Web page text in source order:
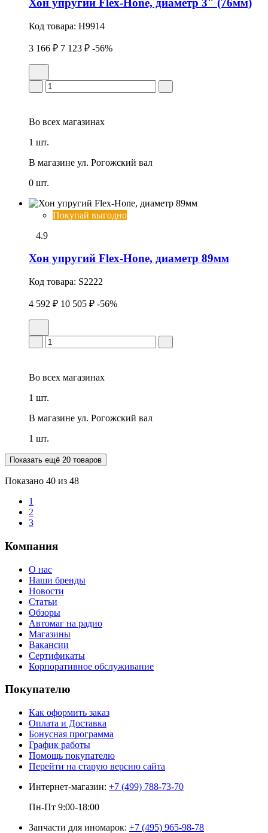
Хон упpугий Flex-Hone, диаметр 3" (76мм)
Код товара: H9914
3 166 ₽ 7 123 ₽ -56%
Во всех магазинах
1 шт.
В магазине ул. Рогожский вал
0 шт.
Покупай выгодно
4.9
Хон упpугий Flex-Hone, диаметр 89мм
Код товара: S2222
4 592 ₽ 10 505 ₽ -56%
Во всех магазинах
1 шт.
В магазине ул. Рогожский вал
1 шт.
Показать ещё 20 товаров
Показано 40 из 48
1
2
3
Компания
О нас
Наши бренды
Новости
Статьи
Обзоры
Автомаг на радио
Магазины
Вакансии
Сертификаты
Корпоративное обслуживание
Покупателю
Как оформить заказ
Оплата и Доставка
Бонусная программа
График работы
Помощь покупателю
Перейти на старую версию сайта
Интернет-магазин: +7 (499) 788-73-70
Пн-Пт 9:00-18:00
Запчасти для иномарок: +7 (495) 965-98-78